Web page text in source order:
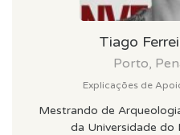
Tiago
Porto,
Explicações de
Mestrando de
da Universidade do